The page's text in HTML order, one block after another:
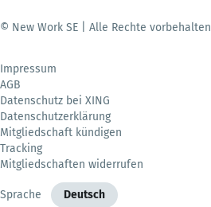
© New Work SE | Alle Rechte vorbehalten
Impressum
AGB
Datenschutz bei XING
Datenschutzerklärung
Mitgliedschaft kündigen
Tracking
Mitgliedschaften widerrufen
Sprache Deutsch